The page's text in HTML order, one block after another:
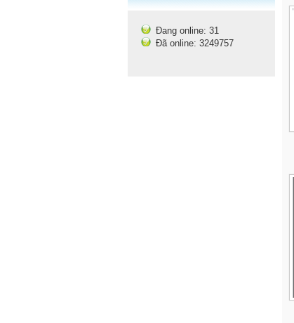
Đang online: 31
Đã online: 3249757